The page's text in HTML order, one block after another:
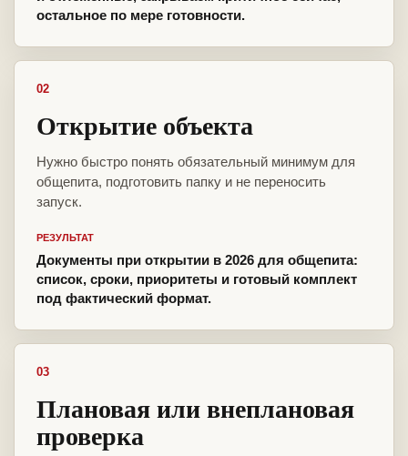
остальное по мере готовности.
02
Открытие объекта
Нужно быстро понять обязательный минимум для
общепита, подготовить папку и не переносить
запуск.
РЕЗУЛЬТАТ
Документы при открытии в 2026 для общепита:
список, сроки, приоритеты и готовый комплект
под фактический формат.
03
Плановая или внеплановая
проверка